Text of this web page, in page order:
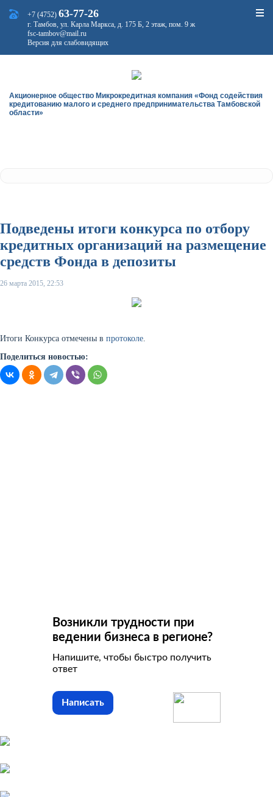
+7 (4752) 63-77-26
г. Тамбов, ул. Карла Маркса, д. 175 Б, 2 этаж, пом. 9 ж
fsc-tambov@mail.ru
Версия для слабовидящих
Акционерное общество Микрокредитная компания «Фонд содействия
кредитованию малого и среднего предпринимательства Тамбовской
области»
Подведены итоги конкурса по отбору
кредитных организаций на размещение
средств Фонда в депозиты
26 марта 2015, 22:53
Итоги Конкурса отмечены в протоколе.
Поделиться новостью:
Возникли трудности при
ведении бизнеса в регионе?
Напишите, чтобы быстро получить
ответ
Написать